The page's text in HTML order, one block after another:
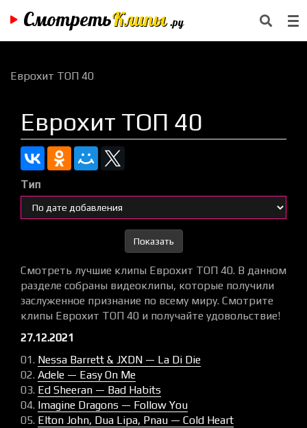
СмотретьКлипы .ру
Еврохит ТОП 40
Еврохит ТОП 40
Тип
Показать
Смотреть лучшие клипы Еврохит ТОП 40. В данном
разделе собраны видеоклипы, которые получили
заслуженное признание по всему миру. Смотрите
клипы Еврохит ТОП 40 и получайте удовольствие!
27.12.2021
01. Nessa Barrett & JXDN — La Di Die
02. Adele — Easy On Me
03. Ed Sheeran — Bad Habits
04. Imagine Dragons — Follow You
05. Elton John, Dua Lipa, Pnau — Cold Heart